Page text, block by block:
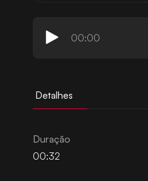
00:00
Detalhes
Duração
00:32